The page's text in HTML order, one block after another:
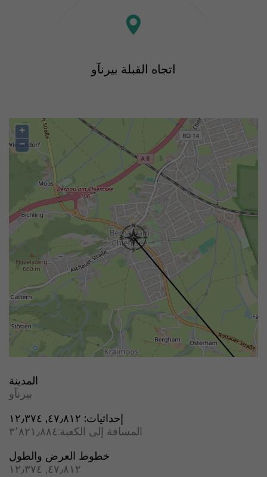
اتجاه القبلة بيرنآو
+
−
المدينة
بيرنآو
إحداثيات: ٤٧٫٨١٢, ١٢٫٣٧٤
المسافة إلى الكعبة:٣٬٨٢١٫٨٨٤
خطوط العرض والطول
٤٧٫٨١٢, ١٢٫٣٧٤